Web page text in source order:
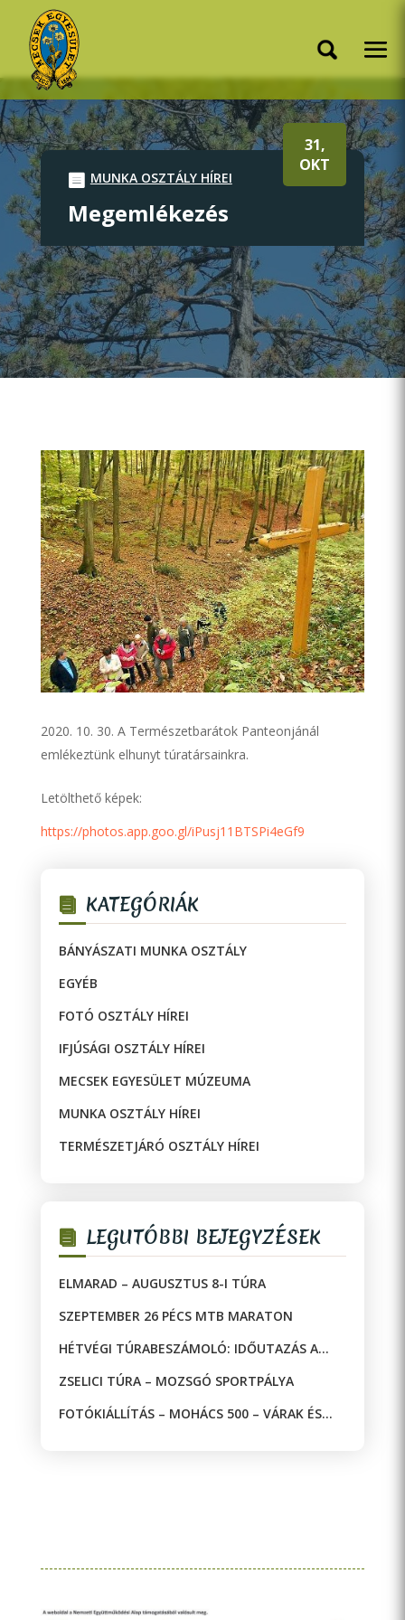
31,
OKT
MUNKA OSZTÁLY HÍREI
Megemlékezés
10. 30. A Természetbarátok Panteonjánál
emlékeztünk elhunyt túratársainkra.
Letölthető képek:
https://photos.app.goo.gl/iPusj11BTSPi4eGf9
KATEGÓRIÁK
BÁNYÁSZATI MUNKA OSZTÁLY
EGYÉB
FOTÓ OSZTÁLY HÍREI
IFJÚSÁGI OSZTÁLY HÍREI
MECSEK EGYESÜLET MÚZEUMA
MUNKA OSZTÁLY HÍREI
TERMÉSZETJÁRÓ OSZTÁLY HÍREI
LEGUTÓBBI BEJEGYZÉSEK
ELMARAD – AUGUSZTUS 8-I TÚRA
SZEPTEMBER 26 PÉCS MTB MARATON
HÉTVÉGI TÚRABESZÁMOLÓ: IDŐUTAZÁS A
ZSELICI TÚRA – MOZSGÓ SPORTPÁLYA
FOTÓKIÁLLÍTÁS – MOHÁCS 500 – VÁRAK ÉS